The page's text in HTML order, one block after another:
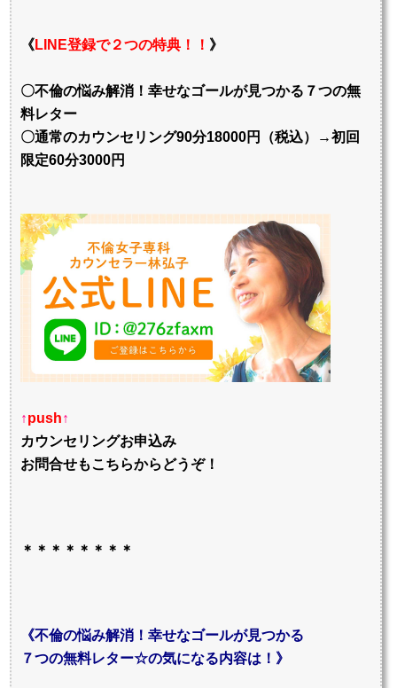
《LINE登録で２つの特典！！ 》
〇不倫の悩み解消！幸せなゴールが見つかる７つの無
料レター
〇通常のカウンセリング90分18000円（税込）→初回
限定60分3000円
↑push↑
カウンセリングお申込み
お問合せもこちらからどうぞ！
＊＊＊＊＊＊＊＊
《不倫の悩み解消！幸せなゴールが見つかる
７つの無料レター☆の気になる内容は！》